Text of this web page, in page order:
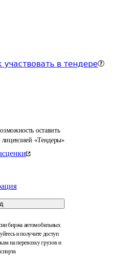
участвовать в тендере
оставить
лицензией «Тендеры»
биржа автомобильных
и получите доступ
на перевозку грузов и